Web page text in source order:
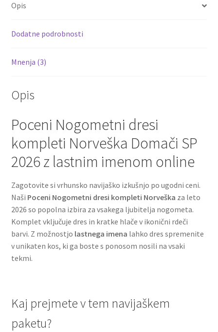
k
Opis
Dodatne podrobnosti
Mnenja (3)
Opis
Poceni Nogometni dresi
kompleti Norveška Domači SP
2026 z lastnim imenom online
Zagotovite si vrhunsko navijaško izkušnjo po ugodni ceni.
Naši Poceni Nogometni dresi kompleti Norveška za leto
2026 so popolna izbira za vsakega ljubitelja nogometa.
Komplet vključuje dres in kratke hlače v ikonični rdeči
barvi. Z možnostjo lastnega imena lahko dres spremenite
v unikaten kos, ki ga boste s ponosom nosili na vsaki
tekmi.
Kaj prejmete v tem navijaškem
paketu?